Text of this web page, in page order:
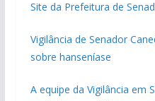
Site da Prefeitura de
Vigilância de Senador
sobre hanseníase
A equipe da Vigilância em